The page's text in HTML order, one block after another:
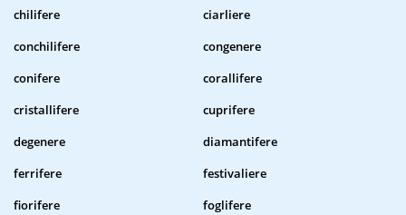
chilifere
ciarliere
conchilifere
congenere
conifere
corallifere
cristallifere
cuprifere
degenere
diamantifere
ferrifere
festivaliere
fiorifere
foglifere